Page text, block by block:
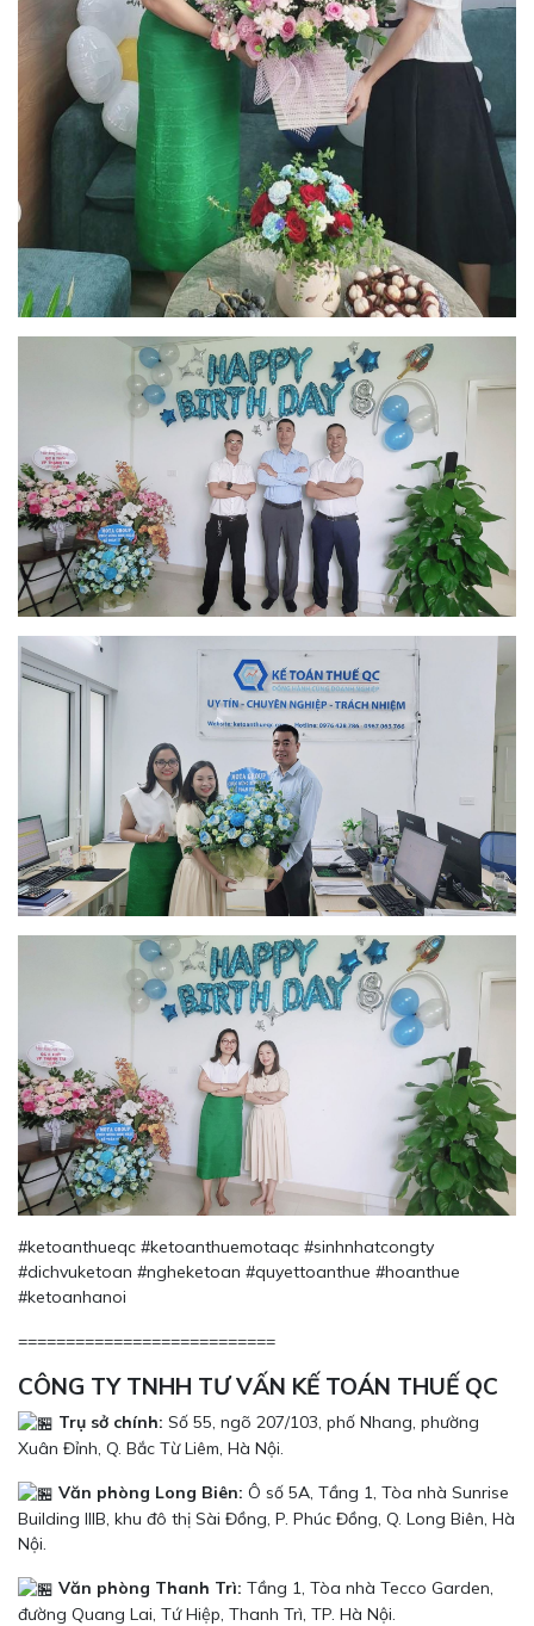
#ketoanthueqc #ketoanthuemotaqc #sinhnhatcongty
#dichvuketoan #ngheketoan #quyettoanthue #hoanthue
#ketoanhanoi
===========================
CÔNG TY TNHH TƯ VẤN KẾ TOÁN THUẾ QC
Trụ sở chính: Số 55, ngõ 207/103, phố Nhang, phường
Xuân Đỉnh, Q. Bắc Từ Liêm, Hà Nội.
Văn phòng Long Biên: Ô số 5A, Tầng 1, Tòa nhà Sunrise
Building IIIB, khu đô thị Sài Đồng, P. Phúc Đồng, Q. Long Biên, Hà
Nội.
Văn phòng Thanh Trì: Tầng 1, Tòa nhà Tecco Garden,
đường Quang Lai, Tứ Hiệp, Thanh Trì, TP. Hà Nội.